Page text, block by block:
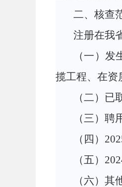
二、核查
注册在我
（一 ） 发
揽工程、在资
（二） 已
（三）聘
（四）
（五）
（六） 其